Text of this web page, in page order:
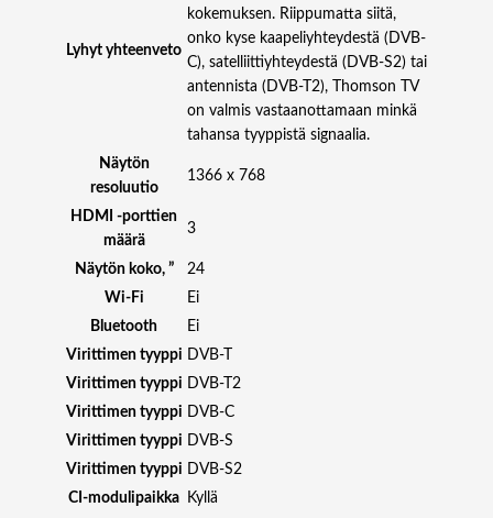
2
4
Lyhyt yhteenveto
kokemuksen. Riippumatta siitä,
onko kyse kaapeliyhteydestä (DVB-
C), satelliittiyhteydestä (DVB-S2) tai
antennista (DVB-T2), Thomson TV
on valmis vastaanottamaan minkä
tahansa tyyppistä signaalia.
Näytön
resoluutio
1366 x 768
HDMI -porttien
määrä
3
Näytön koko, ”
24
Wi-Fi
Ei
Bluetooth
Ei
Virittimen tyyppi DVB-T
Virittimen tyyppi DVB-T2
Virittimen tyyppi DVB-C
Virittimen tyyppi DVB-S
Virittimen tyyppi DVB-S2
CI-modulipaikka
Kyllä